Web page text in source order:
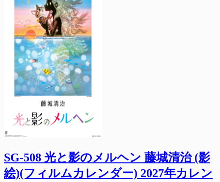
SG-508 光と影のメルヘン 藤城清治 (影
絵)(フィルムカレンダー) 2027年カレン